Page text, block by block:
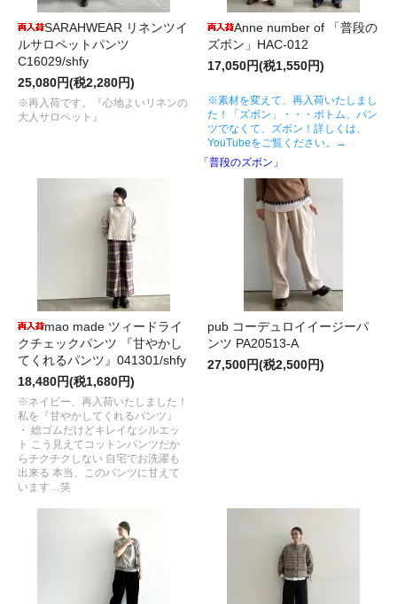
SARAHWEAR リネンツイ
ルサロペットパンツ
C16029/shfy
25,080円(税2,280円)
※再入荷です。『心地よいリネンの
大人サロペット』
Anne number of 「普段の
ズボン」HAC-012
17,050円(税1,550円)
※素材を変えて、再入荷いたしまし
た！「ズボン」・・・ボトム、パン
ツでなくて、ズボン！詳しくは、
YouTubeをご覧ください。→
「普段のズボン」
mao made ツィードライ
クチェックパンツ 『甘やかし
てくれるパンツ』041301/shfy
18,480円(税1,680円)
※ネイビー、再入荷いたしました！
私を『甘やかしてくれるパンツ』
・ 総ゴムだけどキレイなシルエッ
ト こう見えてコットンパンツだか
らチクチクしない 自宅でお洗濯も
出来る 本当、このパンツに甘えて
います…笑
pub コーデュロイイージーパ
ンツ PA20513-A
27,500円(税2,500円)